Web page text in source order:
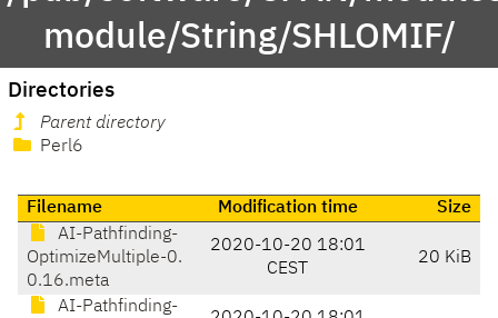
module/String/SHLOMIF/
Directories
Parent directory
Perl6
Filename Modification time
Size
AI-Pathfinding-
OptimizeMultiple-0.
0.16.meta
2020-10-20 18:01
CEST
20 KiB
AI-Pathfinding-